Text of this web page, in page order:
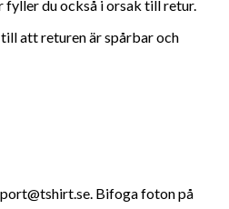
fyller du också i orsak till retur.
att returen är spårbar och
Bifoga foton på